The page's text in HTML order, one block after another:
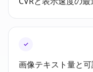
✓
画像テキスト量と